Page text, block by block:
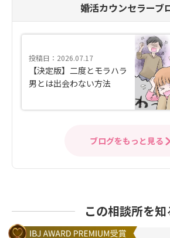
婚活カウンセラーブ
投稿日：2026.07.17
【決定版】二度とモラハラ
男とは出会わない方法
ブログをもっと見る
この相談所を知